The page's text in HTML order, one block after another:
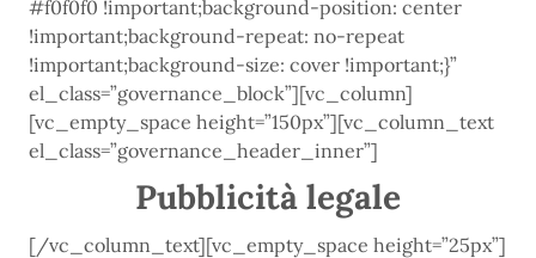
#f0f0f0 !important;background-position: center
!important;background-repeat: no-repeat
!important;background-size: cover !important;}”
el_class=”governance_block”][vc_column]
[vc_empty_space height=”150px”][vc_column_text
el_class=”governance_header_inner”]
Pubblicità legale
[/vc_column_text][vc_empty_space height=”25px”]